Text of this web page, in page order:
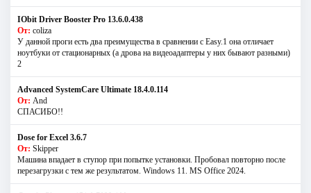
IObit Driver Booster Pro 13.6.0.438
От: coliza
У данной проги есть два преимущества в сравнении с Easy.1 она отличает
ноутбуки от стационарных (а дрова на видеоадаптеры у них бывают разными)
2
Advanced SystemCare Ultimate 18.4.0.114
От: And
СПАСИБО!!
Dose for Excel 3.6.7
От: Skipper
Машина впадает в ступор при попытке установки. Пробовал повторно после
перезагрузки с тем же результатом. Windows 11. MS Offiсe 2024.